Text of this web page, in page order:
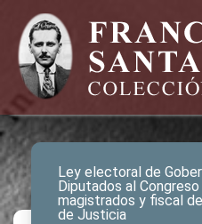
Ley electoral de
Diputados al
magistrados y fiscal
de Justicia